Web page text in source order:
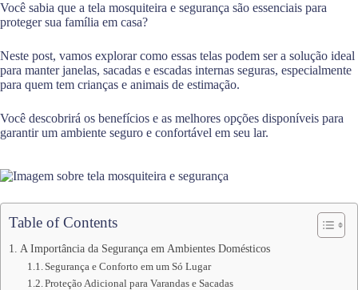
Você sabia que a tela mosquiteira e segurança são essenciais para
proteger sua família em casa?
Neste post, vamos explorar como essas telas podem ser a solução ideal
para manter janelas, sacadas e escadas internas seguras, especialmente
para quem tem crianças e animais de estimação.
Você descobrirá os benefícios e as melhores opções disponíveis para
garantir um ambiente seguro e confortável em seu lar.
Table of Contents
A Importância da Segurança em Ambientes Domésticos
Segurança e Conforto em um Só Lugar
Proteção Adicional para Varandas e Sacadas